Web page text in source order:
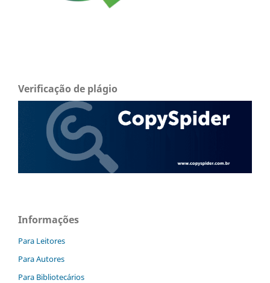
Verificação de plágio
Informações
Para Leitores
Para Autores
Para Bibliotecários